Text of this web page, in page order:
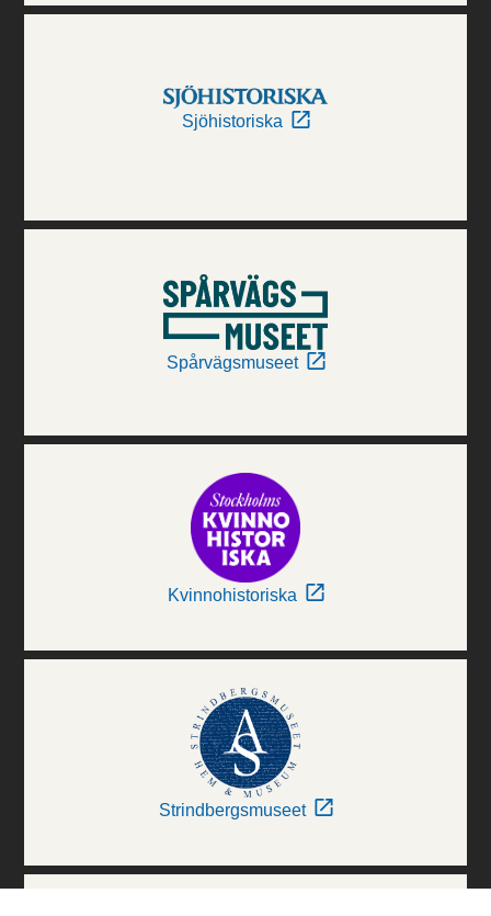
Sjöhistoriska
Spårvägsmuseet
Kvinnohistoriska
Strindbergsmuseet